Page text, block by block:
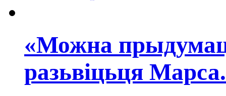
«Можна
разьвіцьця